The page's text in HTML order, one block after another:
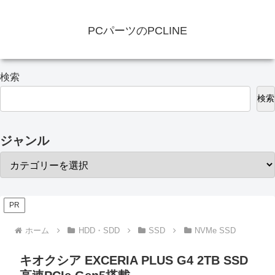
PCパーツのPCLINE
検索
検索
ジャンル
PR
ホーム HDD・SDD SSD NVMe SSD
キオクシア EXCERIA PLUS G4 2TB SSD